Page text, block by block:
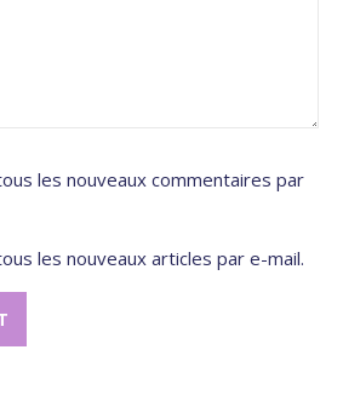
les nouveaux commentaires par
les nouveaux articles par e-mail.